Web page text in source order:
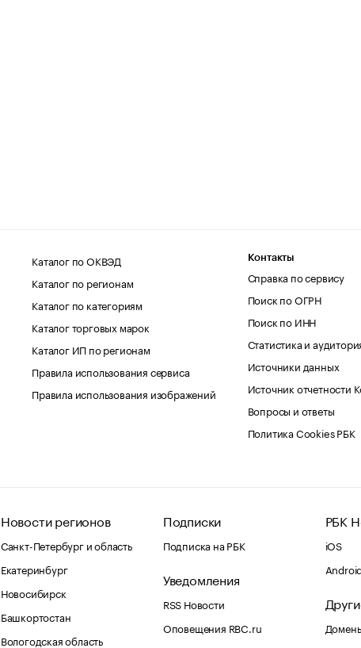
Каталог по ОКВЭД
Каталог по регионам
Каталог по категориям
Каталог торговых марок
Каталог ИП по регионам
Правила использования сервиса
Правила использования изображений
Контакты
Справка по сервису
Поиск по ОГРН
Поиск по ИНН
Статистика и
Источники данных
Источник отчетности
Вопросы и ответы
Политика Cookies РБК
Новости регионов
Санкт-Петербург и область
Екатеринбург
Новосибирск
Башкортостан
Вологодская область
Подписки
Подписка на РБК
Уведомления
RSS Новости
Оповещения RBC.ru
РБК
iOS